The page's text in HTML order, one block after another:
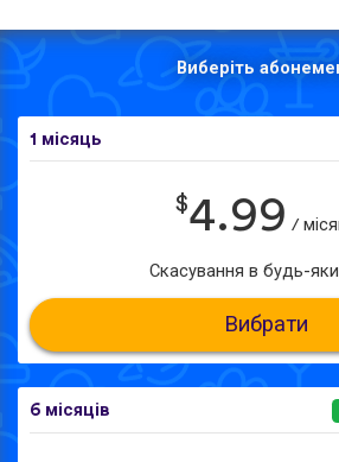
Виберіть
1 місяць
$4.99 /
Скасування в будь-
Вибрати
6 місяців